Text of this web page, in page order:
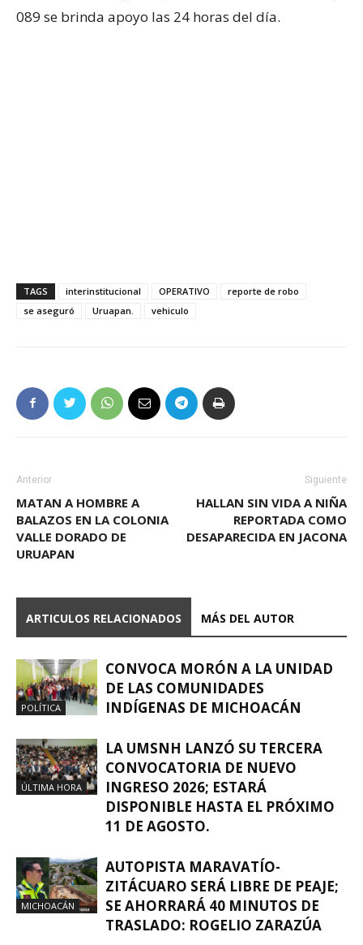
089 se brinda apoyo las 24 horas del día.
TAGS interinstitucional OPERATIVO
reporte de robo
se aseguró
Uruapan. vehiculo
Anterior
MATAN A HOMBRE A
BALAZOS EN LA COLONIA
VALLE DORADO DE
URUAPAN
Siguiente
HALLAN SIN VIDA A NIÑA
REPORTADA COMO
DESAPARECIDA EN JACONA
ARTICULOS RELACIONADOS MÁS DEL AUTOR
POLÍTICA
CONVOCA MORÓN A LA UNIDAD
DE LAS COMUNIDADES
INDÍGENAS DE MICHOACÁN
ÚLTIMA HORA
LA UMSNH LANZÓ SU TERCERA
CONVOCATORIA DE NUEVO
INGRESO 2026; ESTARÁ
DISPONIBLE HASTA EL PRÓXIMO
11 DE AGOSTO.
MICHOACÁN
AUTOPISTA MARAVATÍO-
ZITÁCUARO SERÁ LIBRE DE PEAJE;
SE AHORRARÁ 40 MINUTOS DE
TRASLADO: ROGELIO ZARAZÚA